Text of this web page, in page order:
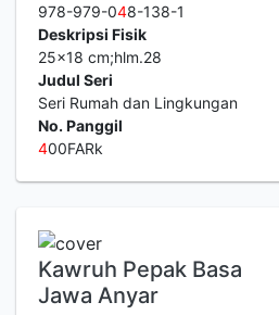
978-979-048-138-1
Deskripsi Fisik
25x18 cm;hlm.28
Judul Seri
Seri Rumah dan Lingkungan
No. Panggil
400FARk
Kawruh Pepak Basa
Jawa Anyar